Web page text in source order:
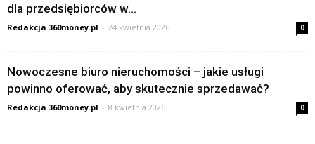
dla przedsiębiorców w...
Redakcja 360money.pl - 24 kwietnia 2026 0
Nowoczesne biuro nieruchomości – jakie usługi
powinno oferować, aby skutecznie sprzedawać?
Redakcja 360money.pl - 8 kwietnia 2026 0